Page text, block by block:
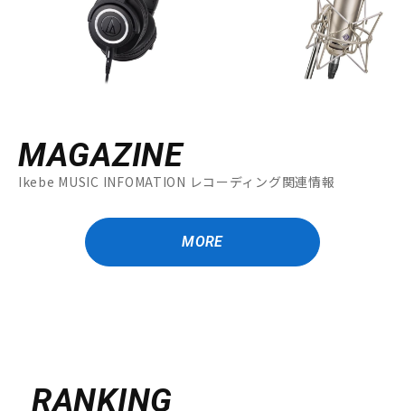
MAGAZINE
Ikebe MUSIC INFOMATION レコーディング関連情報
MORE
RANKING